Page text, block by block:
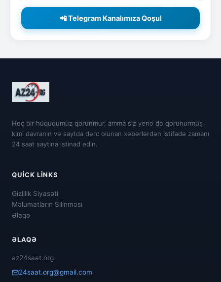
📲 Telegram Kanalımıza Qoşul
Heç bir hüququmuz qorunmur, amma siz yenə də qorunurmuş
kimi davranın və saytda dərc olunan xəbərlərdən istifadə zamanı
24 saat saytına istinad edin.
QUICK LINKS
Gizlilik Siyasəti
Məlumatların Silinməsi
Əlaqə
ƏLAQƏ
az24saat.org
24saat.org@gmail.com